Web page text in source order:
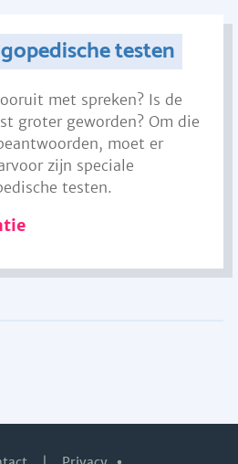
testen
met spreken? Is de
groter geworden? Om die
moet er
zijn speciale
testen.